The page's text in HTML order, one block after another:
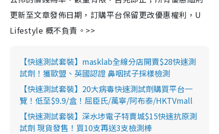
更新至文章發佈日期，訂購平台保留更改優惠權利，U
Lifestyle 概不負責。>>
【快速測試套裝】masklab全線分店開賣$28快速測
試劑！獲歐盟、英國認證 鼻咽拭子採樣檢測
【快速測試套裝】20大病毒快速測試劑購買平台一
覽！低至$9.9/盒！屈臣氏/萬寧/阿布泰/HKTVmall
【快速測試套裝】深水埗電子特賣城$15快速抗原測
試劑 現貨發售！買10支再送3支檢測棒